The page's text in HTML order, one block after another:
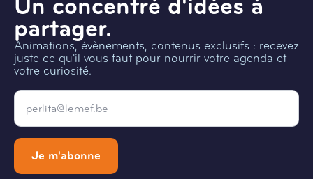
partager.
Animations, évènements, contenus exclusifs : recevez
juste ce qu'il vous faut pour nourrir votre agenda et
votre curiosité.
Email
Je m'abonne